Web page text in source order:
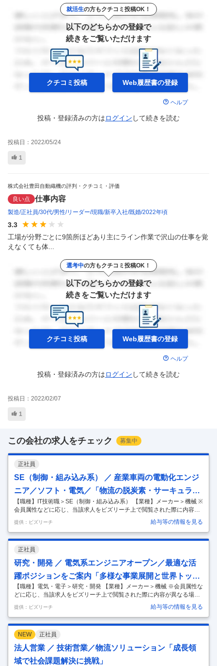
就活生の方もクチコミ投稿OK！
以下のどちらかの登録で
続きをご覧いただけます
クチコミ投稿 Web履歴書の登録
ヘルプ
投稿・登録済みの方はログイン して続きを読む
投稿日： 2022/05/24
1
株式会社豊田自動織機の評判・クチコミ・評価
良い点 仕事内容
製造 正社員 30代 男性 リーダー 現職 新卒入社 既婚 2022年頃
3.3
工場が分野ごとに9箇所ほどあり主にライン作業で沢山の仕事を覚
えなくても体...
選考中の方もクチコミ投稿OK！
以下のどちらかの登録で
続きをご覧いただけます
クチコミ投稿 Web履歴書の登録
ヘルプ
投稿・登録済みの方はログイン して続きを読む
投稿日： 2022/02/07
1
この会社の求人をチェック 募集中
正社員
SE（制御・組み込み系） ／ 産業車両の電動化エンジ
ニア／ソフト・電気／「物流の脱炭素・サーキュラー
エコノミーに貢献」
【職種】IT技術職＞SE（制御・組み込み系） 【業種】メーカー＞機械 ※
会員属性などに応じ、当該求人をビズリーチ上で閲覧された際に内容が
異なる場合があります ■豊田自動織機について 株式会社豊田自動織機
は、今年100周年を迎えるトヨタグループの源流企業です。売上高約4.3
兆円、従業員数8万人以上、グローバルに事業を展開しています。 事業
領域は「産業用車両」「物流ソリューション」「完成車」「自動車部
品」「織機」と多岐に渡り、世界トップクラスのシェアを誇る製品を多
数有しています。 特に今回募集をかけておりますトヨタL&Fカンパニー
では、お客様の物流の自動化・省人化をサポートする物流機器・システ
ムな…
提供：ビズリーチ 給与等の情報を見る
正社員
研究・開発 ／ 電気系エンジニアオープン／最適な活
躍ポジションをご案内「多様な事業展開と世界トップ
クラスシェアの技術力」
【職種】電気・電子＞研究・開発 【業種】メーカー＞機械 ※会員属性な
どに応じ、当該求人をビズリーチ上で閲覧された際に内容が異なる場合
があります ■豊田自動織機について 株式会社豊田自動織機は、今年100
周年を迎えるトヨタグループの源流企業です。売上高約4.3兆円、従業員
数8万人以上、グローバルに事業を展開しています。 事業領域は「産業
用車両」「物流ソリューション」「完成車」「自動車部品」「織機」と
多岐に渡り、世界トップクラスのシェアを誇る製品を多数有していま
す。 ■電気系エンジニア募集の背景 現在、当社のあらゆる事業領域にお
いて、「電動化」「自動化」「知能化」のニーズが高まっております。
ハー…
提供：ビズリーチ 給与等の情報を見る
NEW 正社員
法人営業 ／ 技術営業／物流ソリューション「成長領
域で社会課題解決に挑戦」